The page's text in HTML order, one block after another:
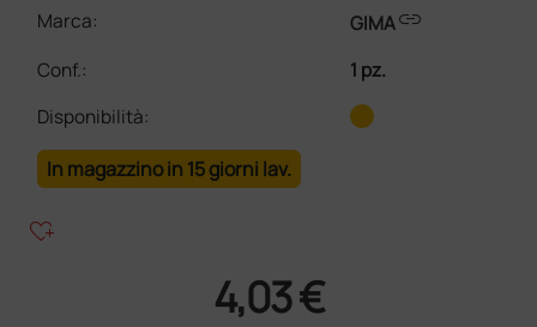
Marca:
GIMAlink
Conf.:
1 pz.
Disponibilità:
In magazzino in 15 giorni lav.
heart_plus
4,03 €